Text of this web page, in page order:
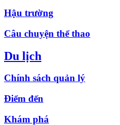
Hậu trường
Câu chuyện thể thao
Du lịch
Chính sách quản lý
Điểm đến
Khám phá